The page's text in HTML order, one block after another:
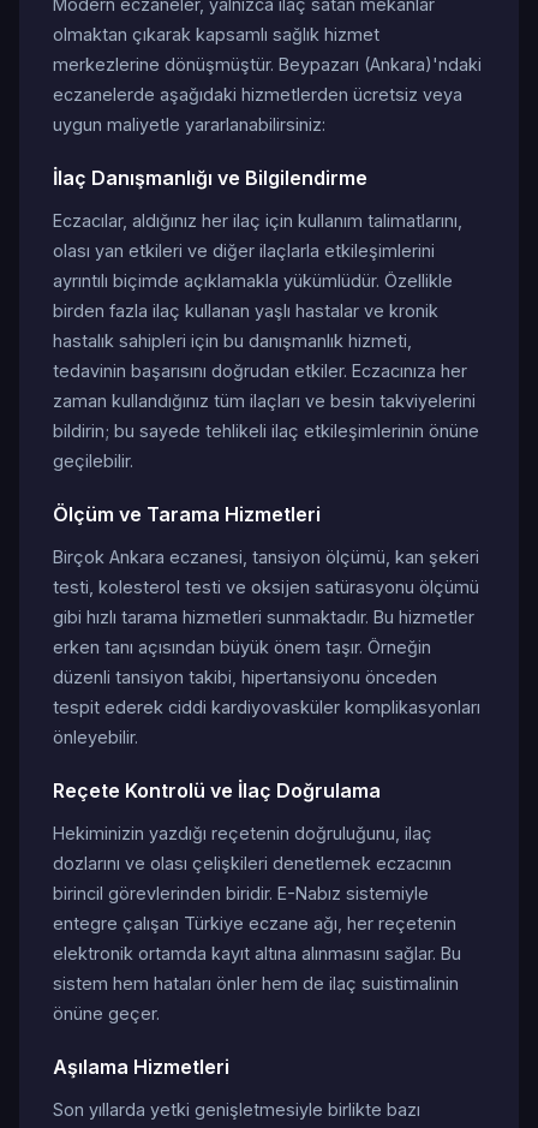
Modern eczaneler, yalnızca ilaç satan mekanlar
olmaktan çıkarak kapsamlı sağlık hizmet
merkezlerine dönüşmüştür. Beypazarı (Ankara)'ndaki
eczanelerde aşağıdaki hizmetlerden ücretsiz veya
uygun maliyetle yararlanabilirsiniz:
İlaç Danışmanlığı ve Bilgilendirme
Eczacılar, aldığınız her ilaç için kullanım talimatlarını,
olası yan etkileri ve diğer ilaçlarla etkileşimlerini
ayrıntılı biçimde açıklamakla yükümlüdür. Özellikle
birden fazla ilaç kullanan yaşlı hastalar ve kronik
hastalık sahipleri için bu danışmanlık hizmeti,
tedavinin başarısını doğrudan etkiler. Eczacınıza her
zaman kullandığınız tüm ilaçları ve besin takviyelerini
bildirin; bu sayede tehlikeli ilaç etkileşimlerinin önüne
geçilebilir.
Ölçüm ve Tarama Hizmetleri
Birçok Ankara eczanesi, tansiyon ölçümü, kan şekeri
testi, kolesterol testi ve oksijen satürasyonu ölçümü
gibi hızlı tarama hizmetleri sunmaktadır. Bu hizmetler
erken tanı açısından büyük önem taşır. Örneğin
düzenli tansiyon takibi, hipertansiyonu önceden
tespit ederek ciddi kardiyovasküler komplikasyonları
önleyebilir.
Reçete Kontrolü ve İlaç Doğrulama
Hekiminizin yazdığı reçetenin doğruluğunu, ilaç
dozlarını ve olası çelişkileri denetlemek eczacının
birincil görevlerinden biridir. E-Nabız sistemiyle
entegre çalışan Türkiye eczane ağı, her reçetenin
elektronik ortamda kayıt altına alınmasını sağlar. Bu
sistem hem hataları önler hem de ilaç suistimalinin
önüne geçer.
Aşılama Hizmetleri
Son yıllarda yetki genişletmesiyle birlikte bazı